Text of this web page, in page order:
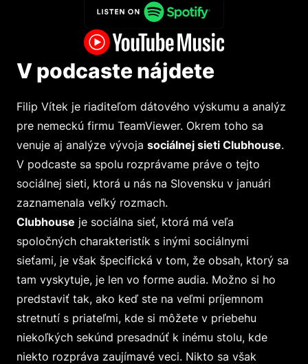
V podcaste nájdete
Filip Vítek je riaditeľom dátového výskumu a analýz
pre nemeckú firmu TeamViewer. Okrem toho sa
venuje aj analýze vývoja sociálnej sieti Clubhouse.
V podcaste sa spolu rozprávame práve o tejto
sociálnej sieti, ktorá u nás na Slovensku v januári
zaznamenala veľký rozmach.
Clubhouse je sociálna sieť, ktorá má veľa
spoločných charakteristík s inými sociálnymi
sieťami, je však špecifická v tom, že obsah, ktorý sa
tam vyskytuje, je len vo forme audia. Možno si ho
predstaviť tak, ako keď ste na veľmi príjemnom
stretnutí s priateľmi, kde si môžete v priebehu
niekoľkých sekúnd presadnúť k inému stolu, kde
niekto rozpráva zaujímavé veci. Nikto sa však